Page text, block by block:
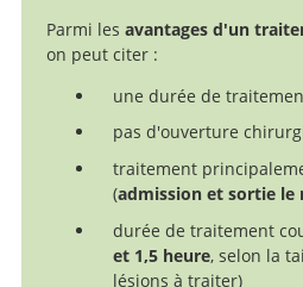
Parmi les avantages d'un
on peut citer :
une durée de
pas d'ouverture
traitement
(admission et sortie le
durée de traitement
et 1,5 heure, selon la
lésions à traiter)